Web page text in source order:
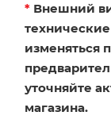
* Внешний
изменяться
уточняйте
магазина.